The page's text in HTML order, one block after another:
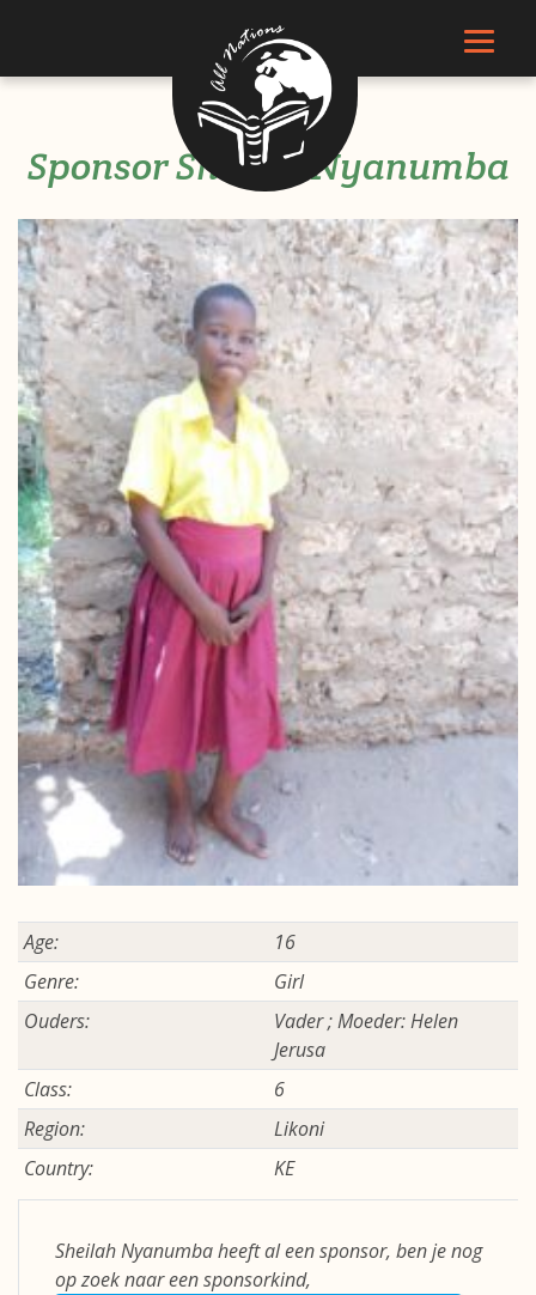
Sponsor Sheilah Nyanumba
Age:
16
Genre:
Girl
Ouders:
Vader ; Moeder: Helen
Jerusa
Class:
6
Region:
Likoni
Country:
KE
Sheilah Nyanumba heeft al een sponsor, ben je nog
op zoek naar een sponsorkind,